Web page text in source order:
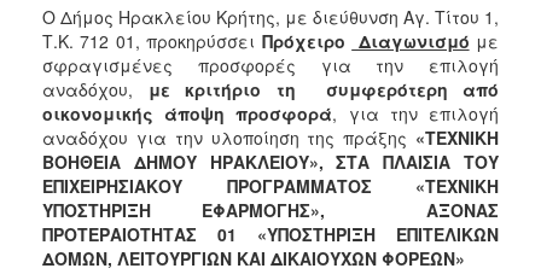
ΑΝΘΕΚΤΙΚΗ
ΠΟΛΗ
Ο Δήμος Ηρακλείου Κρήτης, με διεύθυνση Αγ. Τίτου 1,
Τ.Κ. 712 01, προκηρύσσει Πρόχειρο Διαγωνισμό με
σφραγισμένες προσφορές για την επιλογή
αναδόχου, με κριτήριο τη συμφερότερη από
οικονομικής άποψη προσφορά, για την επιλογή
αναδόχου για την υλοποίηση της πράξης «ΤΕΧΝΙΚΗ
ΒΟΗΘΕΙΑ ΔΗΜΟΥ ΗΡΑΚΛΕΙΟΥ», ΣΤΑ ΠΛΑΙΣΙΑ ΤΟΥ
ΕΠΙΧΕΙΡΗΣΙΑΚΟΥ ΠΡΟΓΡΑΜΜΑΤΟΣ «ΤΕΧΝΙΚΗ
ΥΠΟΣΤΗΡΙΞΗ ΕΦΑΡΜΟΓΗΣ», ΑΞΟΝΑΣ
ΠΡΟΤΕΡΑΙΟΤΗΤΑΣ 01 «ΥΠΟΣΤΗΡΙΞΗ ΕΠΙΤΕΛΙΚΩΝ
ΔΟΜΩΝ, ΛΕΙΤΟΥΡΓΙΩΝ ΚΑΙ ΔΙΚΑΙΟΥΧΩΝ ΦΟΡΕΩΝ»